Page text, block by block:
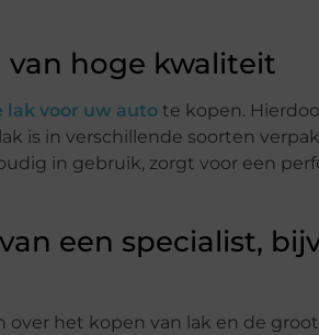
van hoge kwaliteit
lak voor uw auto te kopen.
is in verschillende soorten
in gebruik, zorgt voor een
een specialist,
het kopen van lak en de